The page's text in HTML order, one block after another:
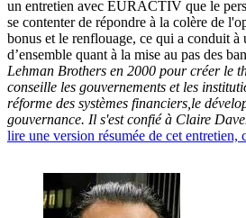
un entretien avec EURACTIV que le
se contenter de répondre à la colère de
bonus et le renflouage, ce qui a conduit à
d’ensemble quant à la mise au pas des
Lehman Brothers en 2000 pour créer le
conseille les gouvernements et les
réforme des systèmes financiers,le
gouvernance. Il s'est confié à Claire
lire une version résumée de cet entretien,